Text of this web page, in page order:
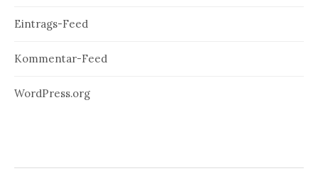
Eintrags-Feed
Kommentar-Feed
WordPress.org